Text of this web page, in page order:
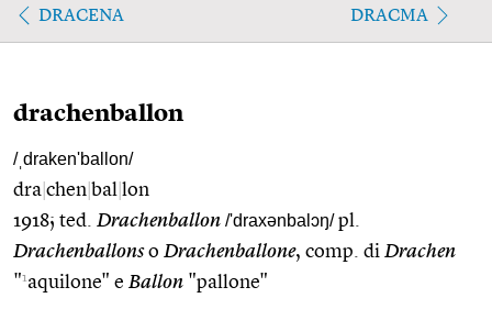
DRACENA DRACMA
drachenballon
/ˌdraken'ballon/
dra chen bal lon
1918; ted. Drachenballon /'draxənbalɔŋ/pl.
Drachenballonso Drachenballone, comp. di Drachen
"1aquilone" e Ballon "pallone"